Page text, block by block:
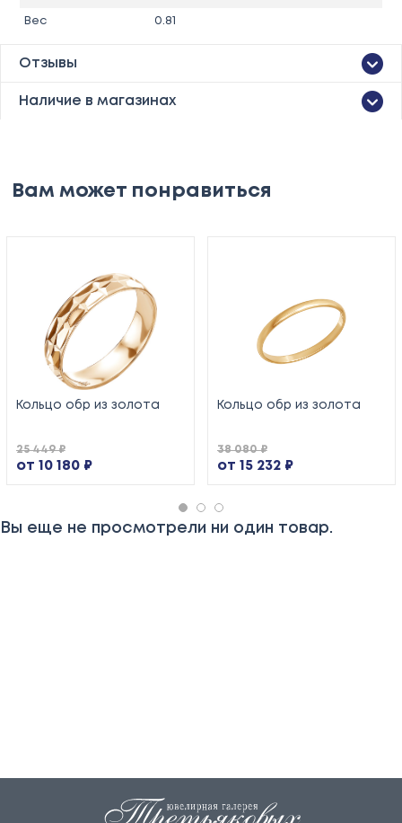
Вес 0.81
Отзывы
Наличие в магазинах
Вам может понравиться
Кольцо обр из золота
от 10 180 ₽
25 449 ₽
Кольцо обр из золота
от 15 232 ₽
38 080 ₽
Вы еще не просмотрели ни один товар.